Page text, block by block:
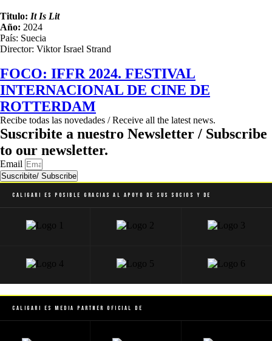
Titulo: It Is Lit
Año: 2024
País: Suecia
Director: Viktor Israel Strand
FOCO: IFFR 2024. FESTIVAL
INTERNACIONAL DE CINE DE
ROTTERDAM
Recibe todas las novedades / Receive all the latest news.
Suscribite a nuestro Newsletter / Subscribe
to our newsletter.
Email
Suscribite/ Subscribe
Caligari es posible gracias al apoyo de sus socios y de
Caligari es Media Partner Oficial de